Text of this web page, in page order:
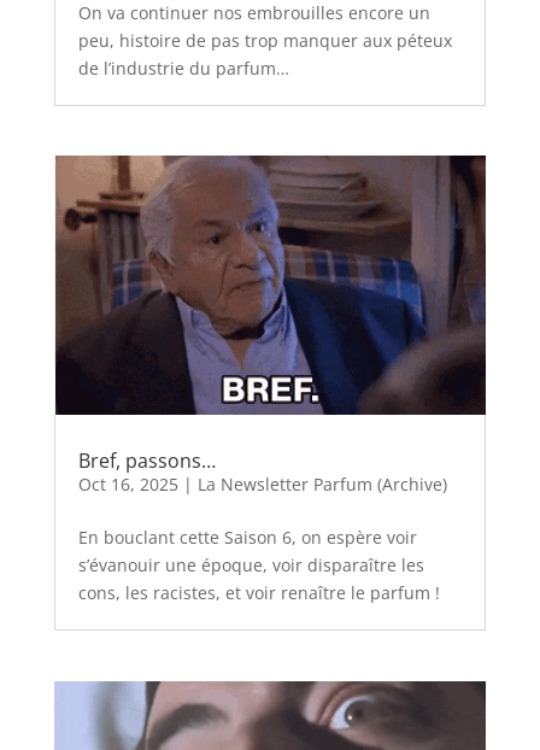
On va continuer nos embrouilles encore un
peu, histoire de pas trop manquer aux péteux
de l’industrie du parfum…
Bref, passons…
Oct 16, 2025| La Newsletter Parfum (Archive)
En bouclant cette Saison 6, on espère voir
s’évanouir une époque, voir disparaître les
cons, les racistes, et voir renaître le parfum !